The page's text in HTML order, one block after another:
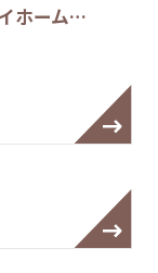
ホーム…